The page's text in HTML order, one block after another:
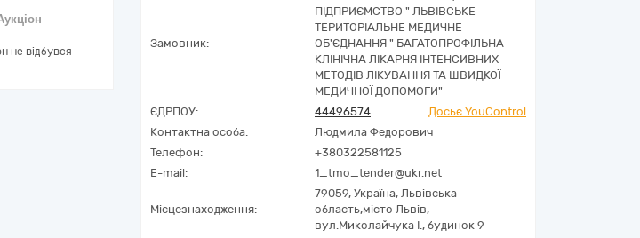
не відбувся
Замовник:
ПІДПРИЄМСТВО " ЛЬВІВСЬКЕ
ТЕРИТОРІАЛЬНЕ МЕДИЧНЕ
ОБ'ЄДНАННЯ " БАГАТОПРОФІЛЬНА
КЛІНІЧНА ЛІКАРНЯ ІНТЕНСИВНИХ
МЕТОДІВ ЛІКУВАННЯ ТА ШВИДКОЇ
МЕДИЧНОЇ ДОПОМОГИ"
ЄДРПОУ:
44496574
Досьє YouControl
Контактна особа:
Людмила Федорович
Телефон:
+380322581125
E-mail:
1_tmo_tender@ukr.net
Місцезнаходження:
79059, Україна, Львівська
область,місто Львів,
вул.Миколайчука І., будинок 9